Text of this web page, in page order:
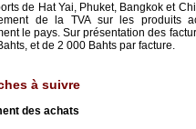
de Hat Yai, Phuket, Bangkok et
de la TVA sur les produits
le pays. Sur présentation des
et de 2 000 Bahts par facture.
à suivre
des achats